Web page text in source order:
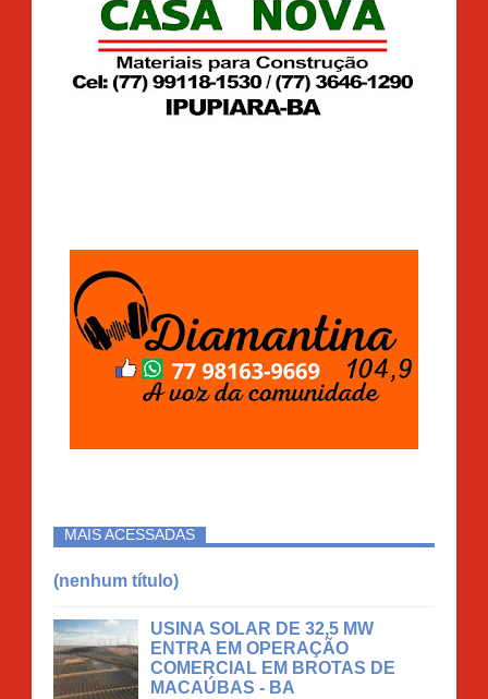
MAIS ACESSADAS
(nenhum título)
USINA SOLAR DE 32,5 MW
ENTRA EM OPERAÇÃO
COMERCIAL EM BROTAS DE
MACAÚBAS - BA